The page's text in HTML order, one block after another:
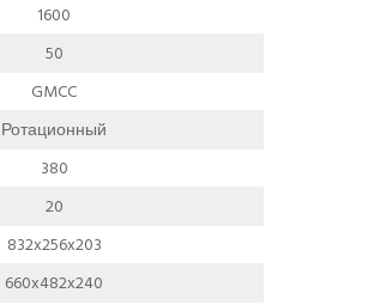
1600
50
GMCC
Ротационный
380
20
832x256x203
660x482x240